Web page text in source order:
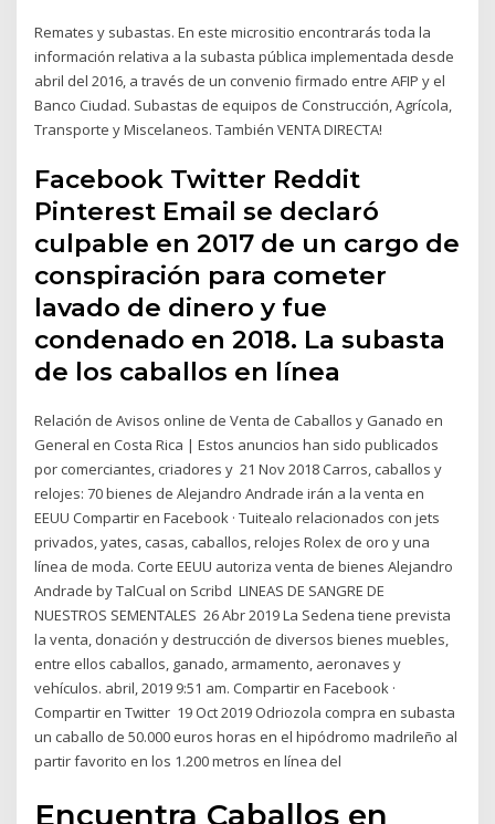
Remates y subastas. En este micrositio encontrarás toda la
información relativa a la subasta pública implementada desde
abril del 2016, a través de un convenio firmado entre AFIP y el
Banco Ciudad. Subastas de equipos de Construcción, Agrícola,
Transporte y Miscelaneos. También VENTA DIRECTA!
Facebook Twitter Reddit
Pinterest Email se declaró
culpable en 2017 de un cargo de
conspiración para cometer
lavado de dinero y fue
condenado en 2018. La subasta
de los caballos en línea
Relación de Avisos online de Venta de Caballos y Ganado en
General en Costa Rica | Estos anuncios han sido publicados
por comerciantes, criadores y 21 Nov 2018 Carros, caballos y
relojes: 70 bienes de Alejandro Andrade irán a la venta en
EEUU Compartir en Facebook · Tuitealo relacionados con jets
privados, yates, casas, caballos, relojes Rolex de oro y una
línea de moda. Corte EEUU autoriza venta de bienes Alejandro
Andrade by TalCual on Scribd LINEAS DE SANGRE DE
NUESTROS SEMENTALES 26 Abr 2019 La Sedena tiene prevista
la venta, donación y destrucción de diversos bienes muebles,
entre ellos caballos, ganado, armamento, aeronaves y
vehículos. abril, 2019 9:51 am. Compartir en Facebook ·
Compartir en Twitter 19 Oct 2019 Odriozola compra en subasta
un caballo de 50.000 euros horas en el hipódromo madrileño al
partir favorito en los 1.200 metros en línea del
Encuentra Caballos en